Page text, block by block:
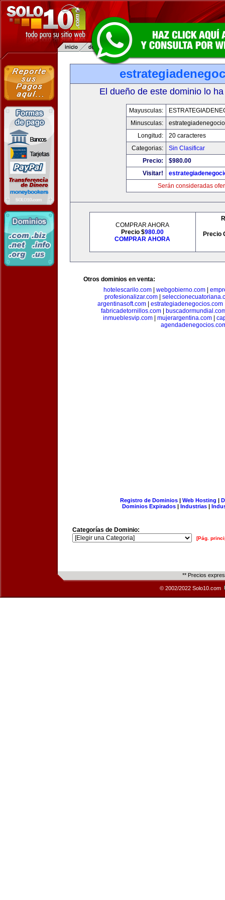
El dueño de este dominio lo
Mayusculas:
Minusculas:
Longitud:
20 caracteres
Categorias:
Sin Clasificar
Precio:
$980.00
Visitar!
Serán consideradas
COMPRAR AHORA
Precio $980.00
COMPRAR AHORA
Precio
Otros dominios en venta:
hotelescarilo.com
webgobierno.com
profesionalizar.com|
argentinasoft.com| estrategiadenegocios.com
fabricadetornillos.com
inmueblesvip.com
mujerargentina.com
Registro de Dominios| Web Hosting |
Dominios Expirados | Industrias |
Categorías de Dominio:
[Pág.
** Precios
© 2002/2022 Solo10.com